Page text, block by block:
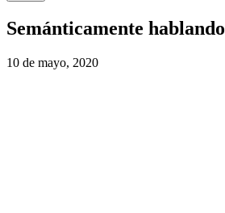
Semánticamente hablando
10 de mayo, 2020